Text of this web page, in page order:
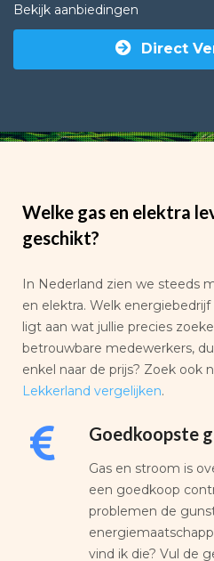
Bekijk aanbiedingen
Direct
Welke gas en elektra
geschikt?
In Nederland zien we steeds
en elektra. Welk
ligt aan wat jullie precies
betrouwbare medewerkers,
enkel naar de prijs? Zoek ook
Lekkerland vergelijken.
Goedkoopste
Gas en stroom is
een goedkoop
problemen de
vind ik die? Vul de